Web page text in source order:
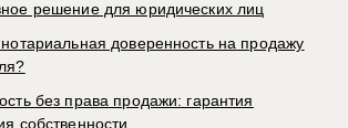
решение для юридических лиц
доверенность на продажу
без права продажи: гарантия
собственности